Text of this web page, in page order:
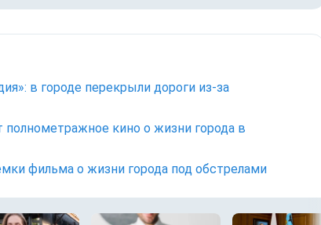
в городе перекрыли дороги из-за
кино о жизни города в
фильма о жизни города под обстрелами